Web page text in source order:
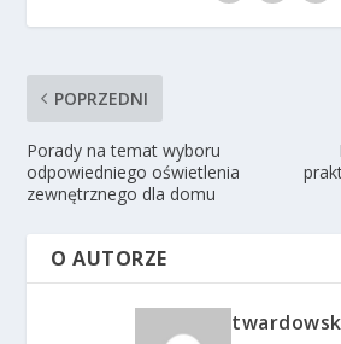
POPRZEDNI
Porady na temat wyboru
odpowiedniego oświetlenia
zewnętrznego dla domu
O AUTORZE